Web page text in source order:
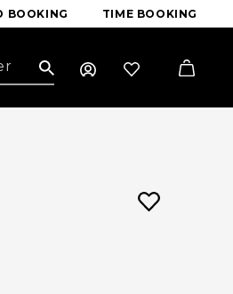
BOOKING TIME BOOKING
Search